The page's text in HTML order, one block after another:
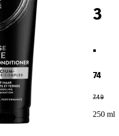
3
.
74
7.49
250 ml